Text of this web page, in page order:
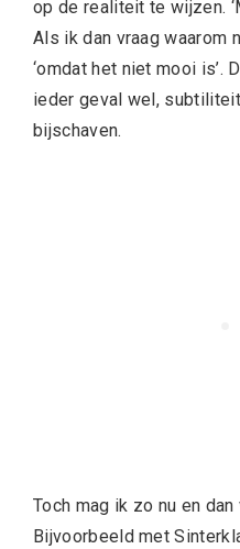
op de realiteit te wijzen.
Als ik dan vraag waarom
‘omdat het niet mooi is’.
ieder geval wel,
bijschaven.
Toch mag ik zo nu en
Bijvoorbeeld met